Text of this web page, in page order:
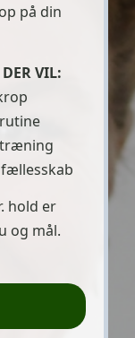
på din
VIL:
hold er
og mål.